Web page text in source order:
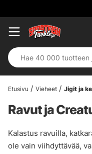
Etusivu Vieheet Jigit ja
Ravut ja
Kalastus ravuilla,
ole vain viihdyttävää,